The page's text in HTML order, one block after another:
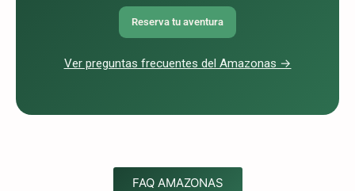
Reserva tu aventura
Ver preguntas frecuentes del Amazonas →
FAQ AMAZONAS